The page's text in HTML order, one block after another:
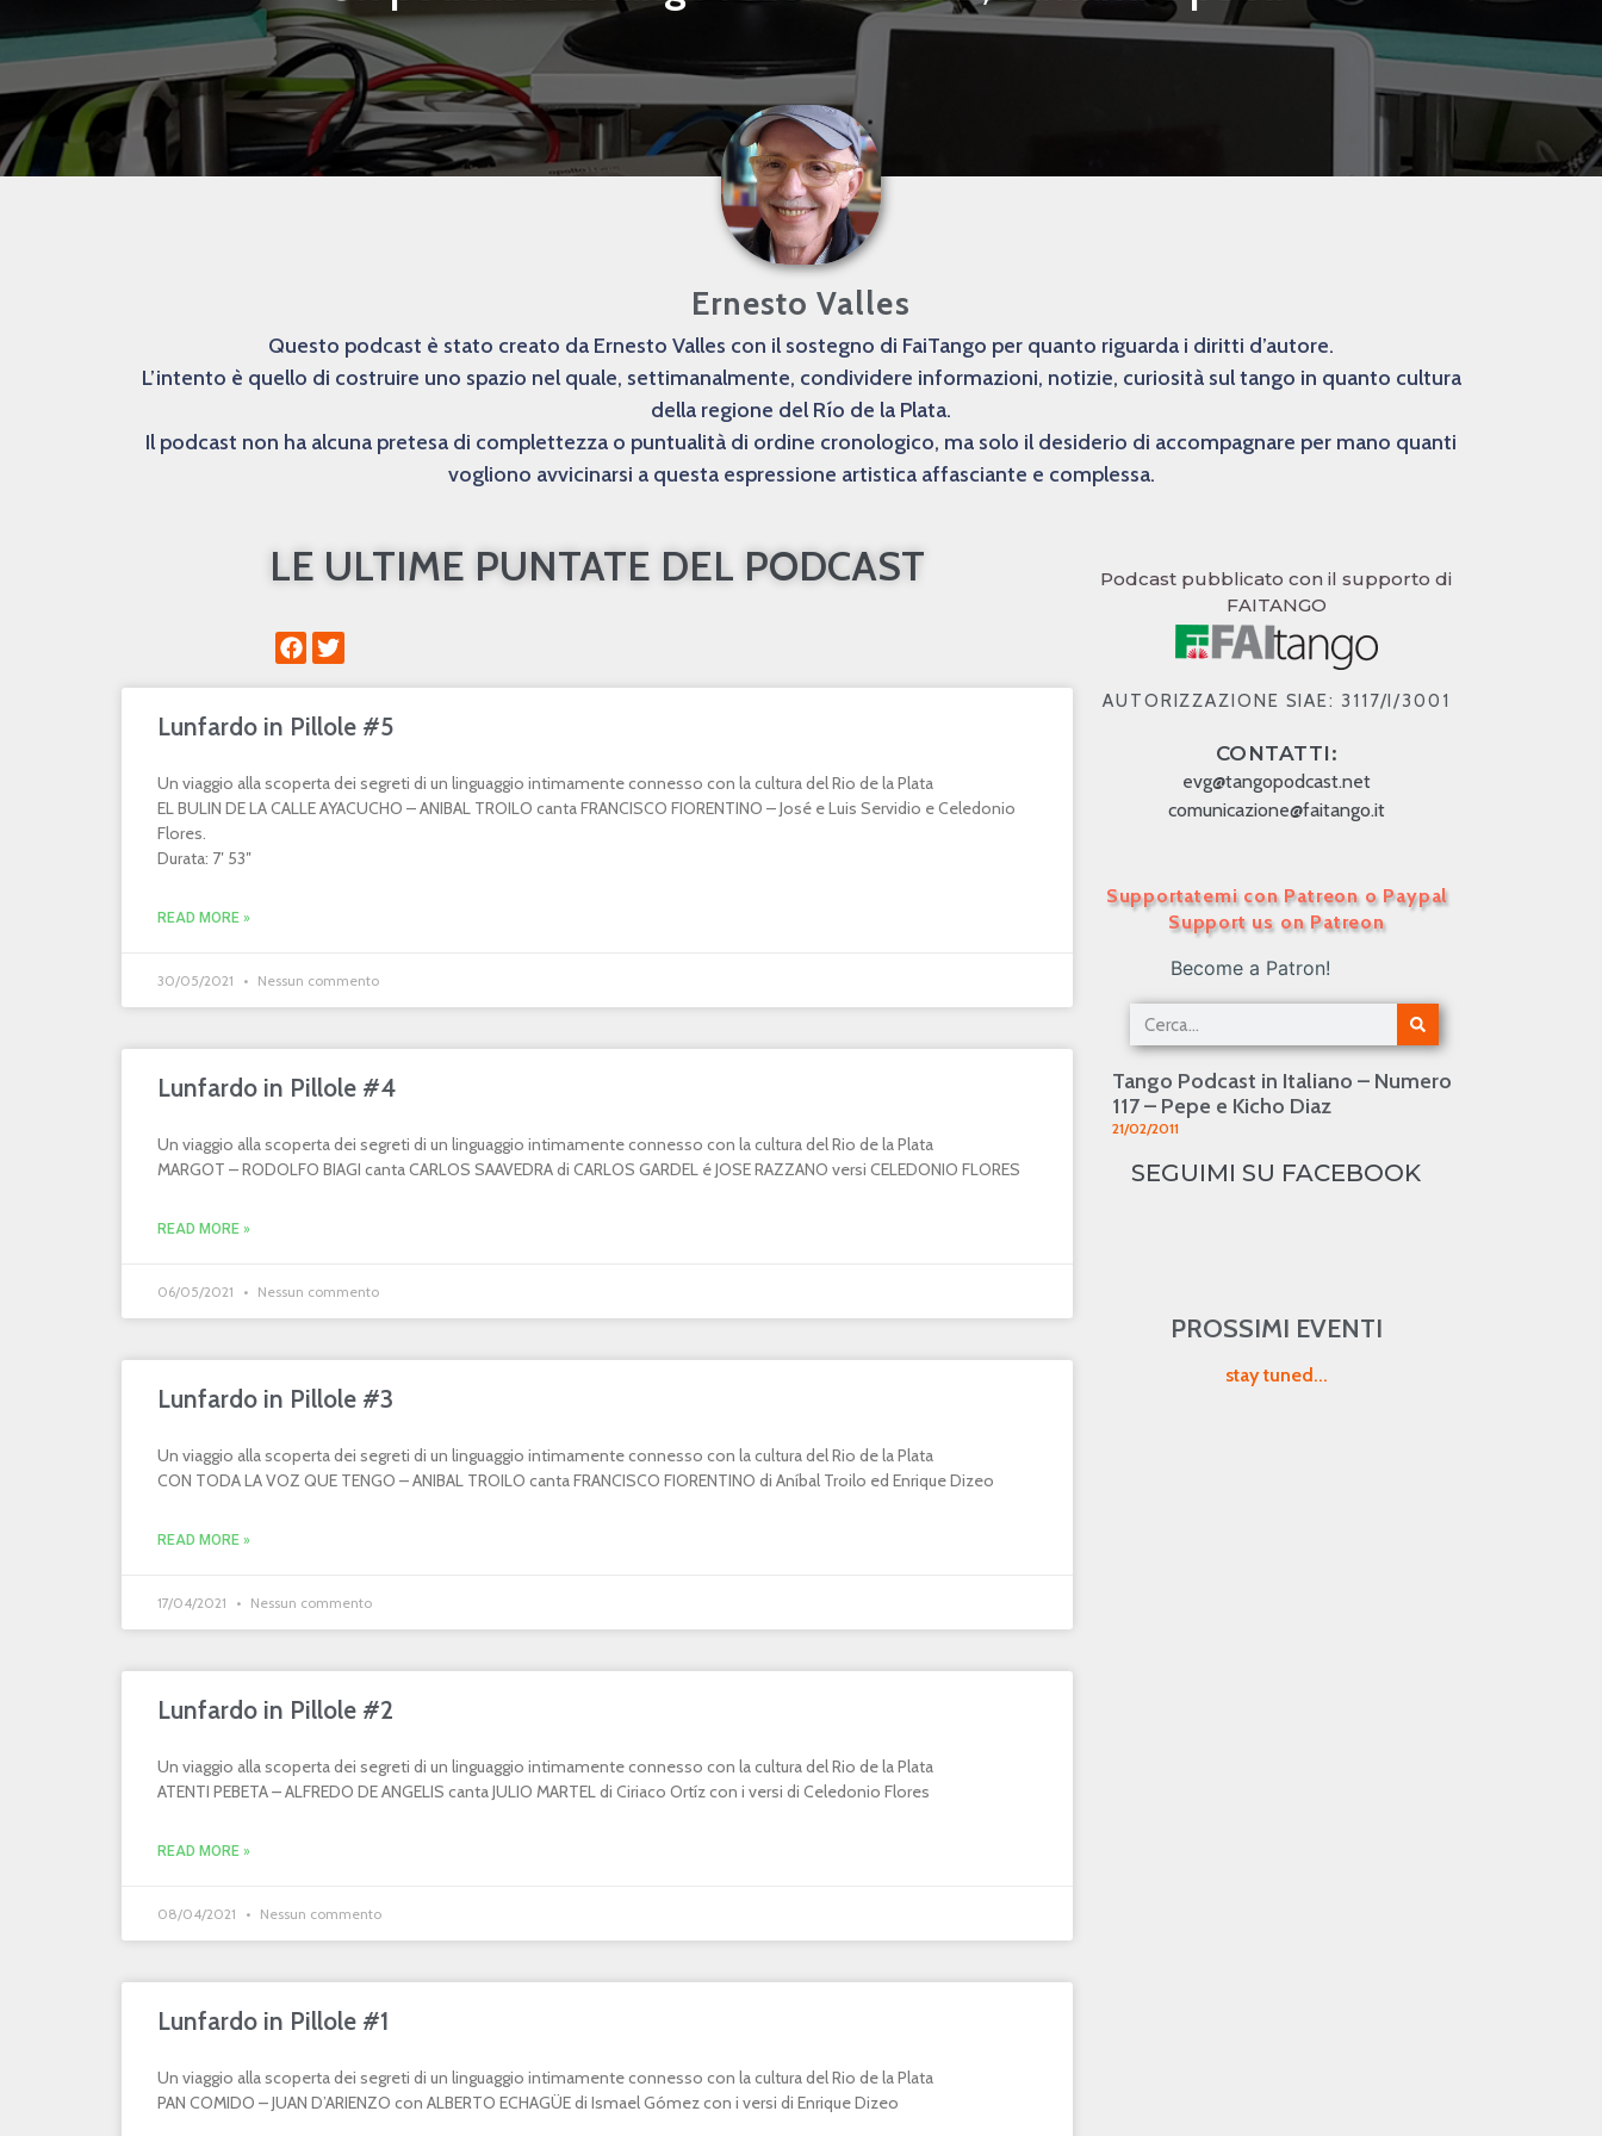
Ernesto Valles
Questo podcast è stato creato da Ernesto Valles con il sostegno di FaiTango per quanto riguarda i diritti d’autore.
L’intento è quello di costruire uno spazio nel quale, settimanalmente, condividere informazioni, notizie, curiosità sul tango in quanto cultura
della regione del Río de la Plata.
Il podcast non ha alcuna pretesa di complettezza o puntualità di ordine cronologico, ma solo il desiderio di accompagnare per mano quanti
vogliono avvicinarsi a questa espressione artistica affasciante e complessa.
LE ULTIME PUNTATE DEL PODCAST
Lunfardo in Pillole #5
Un viaggio alla scoperta dei segreti di un linguaggio intimamente connesso con la cultura del Rio de la Plata
EL BULIN DE LA CALLE AYACUCHO – ANIBAL TROILO canta FRANCISCO FIORENTINO – José e Luis Servidio e Celedonio
Flores.
Durata: 7′ 53″
READ MORE »
30/05/2021 Nessun commento
Lunfardo in Pillole #4
Un viaggio alla scoperta dei segreti di un linguaggio intimamente connesso con la cultura del Rio de la Plata
MARGOT – RODOLFO BIAGI canta CARLOS SAAVEDRA di CARLOS GARDEL é JOSE RAZZANO versi CELEDONIO FLORES
READ MORE »
06/05/2021 Nessun commento
Lunfardo in Pillole #3
Un viaggio alla scoperta dei segreti di un linguaggio intimamente connesso con la cultura del Rio de la Plata
CON TODA LA VOZ QUE TENGO – ANIBAL TROILO canta FRANCISCO FIORENTINO di Aníbal Troilo ed Enrique Dizeo
READ MORE »
17/04/2021 Nessun commento
Lunfardo in Pillole #2
Un viaggio alla scoperta dei segreti di un linguaggio intimamente connesso con la cultura del Rio de la Plata
ATENTI PEBETA – ALFREDO DE ANGELIS canta JULIO MARTEL di Ciriaco Ortíz con i versi di Celedonio Flores
READ MORE »
08/04/2021 Nessun commento
Lunfardo in Pillole #1
Un viaggio alla scoperta dei segreti di un linguaggio intimamente connesso con la cultura del Rio de la Plata
PAN COMIDO – JUAN D’ARIENZO con ALBERTO ECHAGÜE di Ismael Gómez con i versi di Enrique Dizeo
Podcast pubblicato con il supporto di
FAITANGO
AUTORIZZAZIONE SIAE: 3117/I/3001
CONTATTI:
evg@tangopodcast.net
comunicazione@faitango.it
Supportatemi con Patreon o Paypal
Support us on Patreon
Become a Patron!
Tango Podcast in Italiano – Numero
117 – Pepe e Kicho Diaz
21/02/2011
SEGUIMI SU FACEBOOK
PROSSIMI EVENTI
stay tuned...